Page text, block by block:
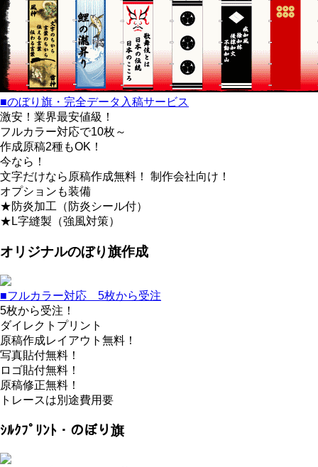
■のぼり旗・完全データ入稿サービス
激安！業界最安値級！
フルカラー対応で10枚～
作成原稿2種もOK！
今なら！
文字だけなら原稿作成無料！ 制作会社向け！
オプションも装備
★防炎加工（防炎シール付）
★L字縫製（強風対策）
オリジナルのぼり旗作成
■フルカラー対応 5枚から受注
5枚から受注！
ダイレクトプリント
原稿作成レイアウト無料！
写真貼付無料！
ロゴ貼付無料！
原稿修正無料！
トレースは別途費用要
ｼﾙｸﾌﾟﾘﾝﾄ・のぼり旗